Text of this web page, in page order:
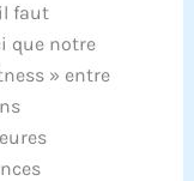
faut
que notre
» entre